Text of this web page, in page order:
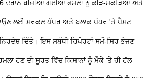
ਦੌਰਾਨ ਬੀਜੀਆਂ ਗਈਆਂ ਫਸਲਾਂ ਨੂੰ ਕੀੜੇ-ਮਕੌੜਿਆਂ ਅਤੇ
ਲਈ ਸਰਕਲ ਪੱਧਰ ਅਤੇ ਬਲਾਕ ਪੱਧਰ 'ਤੇ ਪੈਸਟ
ਦਿੱਤੇ। ਇਸ ਸਬੰਧੀ ਰਿਪੋਰਟਾਂ ਸਮੇਂ-ਸਿਰ ਭੇਜਣ
ਹੋਣ ਦੀ ਸੂਰਤ ਵਿੱਚ ਕਿਸਾਨਾਂ ਨੂੰ ਮੌਕੇ 'ਤੇ ਹੀ ਹੱਲ